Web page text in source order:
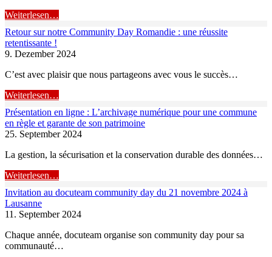
Weiterlesen…
Retour sur notre Community Day Romandie : une réussite
retentissante !
9. Dezember 2024
C’est avec plaisir que nous partageons avec vous le succès…
Weiterlesen…
Présentation en ligne : L’archivage numérique pour une commune
en règle et garante de son patrimoine
25. September 2024
La gestion, la sécurisation et la conservation durable des données…
Weiterlesen…
Invitation au docuteam community day du 21 novembre 2024 à
Lausanne
11. September 2024
Chaque année, docuteam organise son community day pour sa
communauté…